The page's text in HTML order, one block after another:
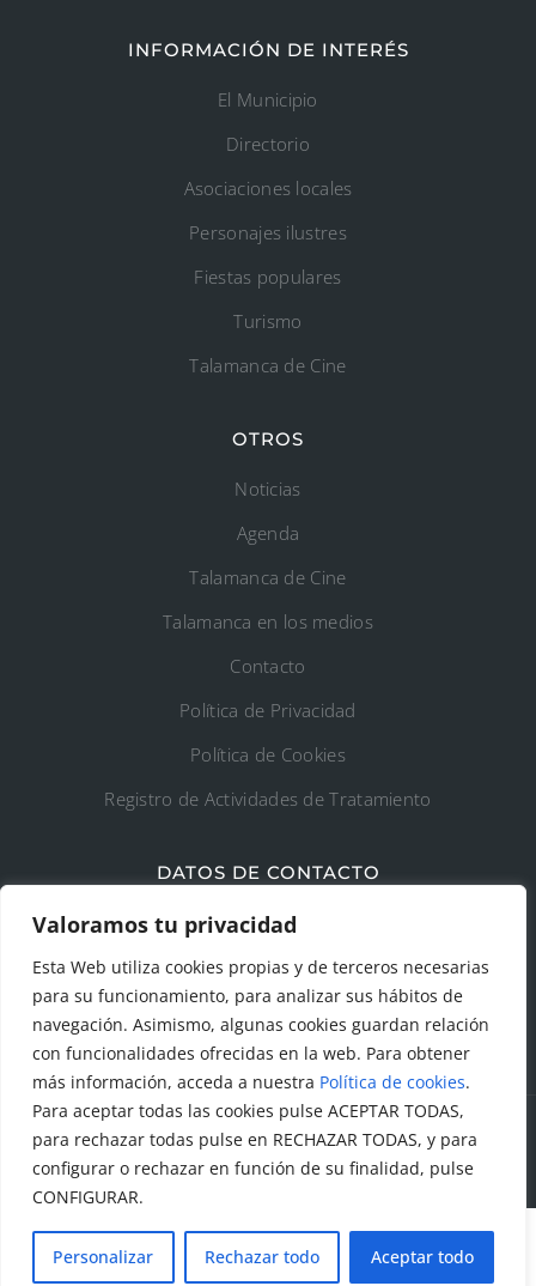
Valoramos tu privacidad
Esta Web utiliza cookies propias y de terceros necesarias
para su funcionamiento, para analizar sus hábitos de
navegación. Asimismo, algunas cookies guardan relación
con funcionalidades ofrecidas en la web. Para obtener
más información, acceda a nuestra Política de cookies.
Para aceptar todas las cookies pulse ACEPTAR TODAS,
para rechazar todas pulse en RECHAZAR TODAS, y para
configurar o rechazar en función de su finalidad, pulse
CONFIGURAR.
Personalizar Rechazar todo Aceptar todo
INFORMACIÓN DE INTERÉS
El Municipio
Directorio
Asociaciones locales
Personajes ilustres
Fiestas populares
Turismo
Talamanca de Cine
OTROS
Noticias
Agenda
Talamanca de Cine
Talamanca en los medios
Contacto
Política de Privacidad
Política de Cookies
Registro de Actividades de Tratamiento
DATOS DE CONTACTO
Ayto. de Talamanca de Jarama
C/Fuente del Arca, 19 28160 Talamanca de
Jarama (Madrid)
© Todos los derechos reservados. Ayuntamiento Talamanca
Factor Ideas